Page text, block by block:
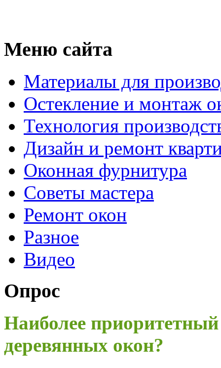
Меню сайта
Материалы для
Остекление и монтаж
Технология
Дизайн и ремонт
Оконная фурнитура
Советы мастера
Ремонт окон
Разное
Видео
Опрос
Наиболее
деревянных окон?